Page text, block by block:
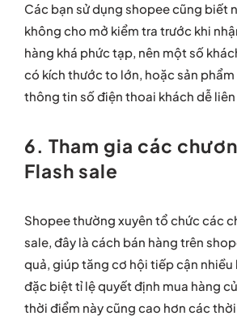
Các bạn sử dụng shopee cũng biết
không cho mở kiểm tra trước khi
hàng khá phức tạp, nên một số
có kích thước to lớn, hoặc sản phẩm
thông tin số điện thoai khách dễ
6. Tham gia các
Flash sale
Shopee thường xuyên tổ chức các
sale, đây là cách bán hàng trên
quả, giúp tăng cơ hội tiếp cận nhiều
đặc biệt tỉ lệ quyết định mua hàng
thời điểm này cũng cao hơn các